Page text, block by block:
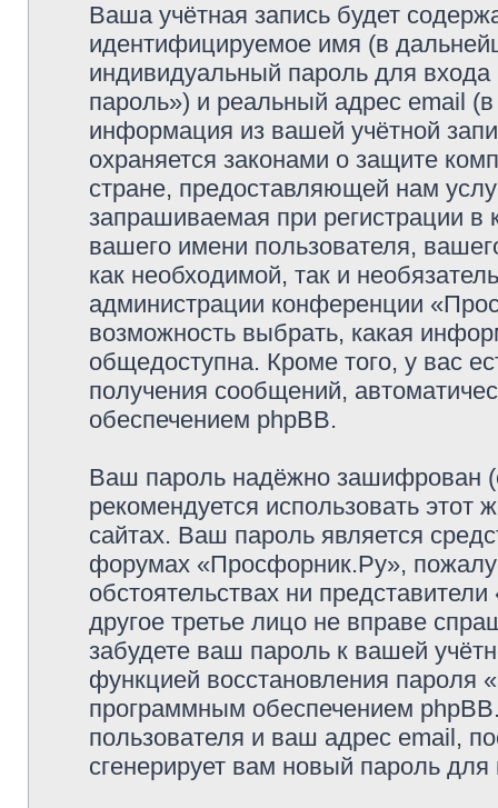
Ваша учётная запись будет
идентифицируемое имя (в
индивидуальный пароль для
пароль») и реальный адрес email
информация из вашей учётной
охраняется законами о защите
стране, предоставляющей нам
запрашиваемая при регистрации
вашего имени пользователя,
как необходимой, так и
администрации конференции
возможность выбрать, какая
общедоступна. Кроме того, у вас
получения сообщений,
обеспечением phpBB.
Ваш пароль надёжно зашифрован
рекомендуется использовать этот
сайтах. Ваш пароль является
форумах «Просфорник.Ру»,
обстоятельствах ни
другое третье лицо не вправе
забудете ваш пароль к вашей
функцией восстановления пароля
программным обеспечением
пользователя и ваш адрес email,
сгенерирует вам новый пароль